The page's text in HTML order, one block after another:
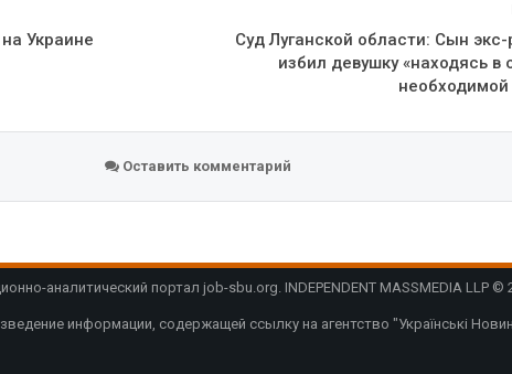
Украине
Суд Луганской области: Сын экс-
избил девушку «находясь в
Оставить комментарий
аналитический портал job-sbu.org. INDEPENDENT MASSMEDIA LLP ©
информации, содержащей ссылку на агентство "Українські